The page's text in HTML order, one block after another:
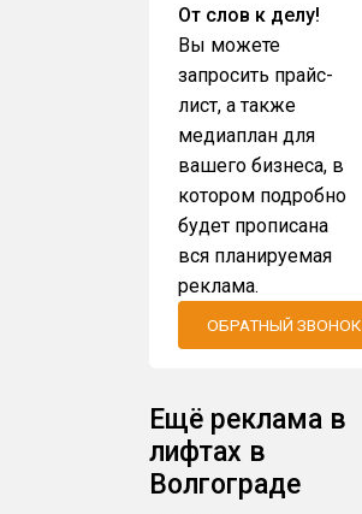
От слов к делу!
Вы можете
запросить прайс-
лист, а также
медиаплан для
вашего бизнеса, в
котором подробно
будет прописана
вся планируемая
реклама.
ОБРАТНЫЙ ЗВОНОК
Ещё реклама в
лифтах в
Волгограде